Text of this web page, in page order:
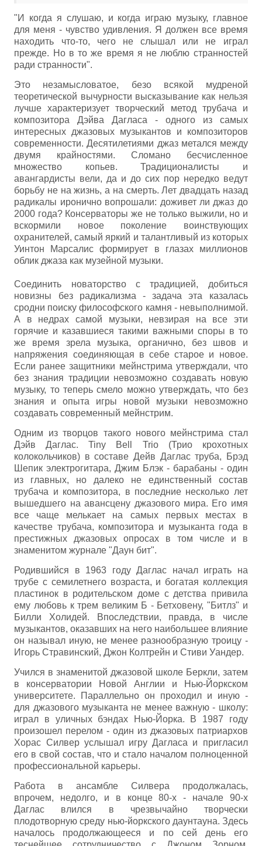
"И когда я слушаю, и когда играю музыку, главное
для меня - чувство удивления. Я должен все время
находить что-то, чего не слышал или не играл
прежде. Но в то же время я не люблю странностей
ради странности".
Это незамысловатое, безо всякой мудреной
теоретической вычурности высказывание как нельзя
лучше характеризует творческий метод трубача и
композитора Дэйва Дагласа - одного из самых
интересных джазовых музыкантов и композиторов
современности. Десятилетиями джаз метался между
двумя крайностями. Сломано бесчисленное
множество копьев. Традиционалисты и
авангардисты вели, да и до сих пор нередко ведут
борьбу не на жизнь, а на смерть. Лет двадцать назад
радикалы иронично вопрошали: доживет ли джаз до
2000 года? Консерваторы же не только выжили, но и
вскормили новое поколение воинствующих
охранителей, самый яркий и талантливый из которых
Уинтон Марсалис формирует в глазах миллионов
облик джаза как музейной музыки.
Соединить новаторство с традицией, добиться
новизны без радикализма - задача эта казалась
сродни поиску философского камня - невыполнимой.
А в недрах самой музыки, невзирая на все эти
горячие и казавшиеся такими важными споры в то
же время зрела музыка, органично, без швов и
напряжения соединяющая в себе старое и новое.
Если ранее защитники мейнстрима утверждали, что
без знания традиции невозможно создавать новую
музыку, то теперь смело можно утверждать, что без
знания и опыта игры новой музыки невозможно
создавать современный мейнстрим.
Одним из творцов такого нового мейнстрима стал
Дэйв Даглас. Tiny Bell Trio (Трио крохотных
колокольчиков) в составе Дейв Даглас труба, Брэд
Шепик электрогитара, Джим Блэк - барабаны - один
из главных, но далеко не единственный состав
трубача и композитора, в последние несколько лет
вышедшего на авансцену джазового мира. Его имя
все чаще мелькает на самых первых местах в
качестве трубача, композитора и музыканта года в
престижных джазовых опросах в том числе и в
знаменитом журнале "Даун бит".
Родившийся в 1963 году Даглас начал играть на
трубе с семилетнего возраста, и богатая коллекция
пластинок в родительском доме с детства привила
ему любовь к трем великим Б - Бетховену, "Битлз" и
Билли Холидей. Впоследствии, правда, в числе
музыкантов, оказавших на него наибольшее влияние
он называл иную, не менее разнообразную троицу -
Игорь Стравинский, Джон Колтрейн и Стиви Уандер.
Учился в знаменитой джазовой школе Беркли, затем
в консерватории Новой Англии и Нью-Йоркском
университете. Параллельно он проходил и иную -
для джазового музыканта не менее важную - школу:
играл в уличных бэндах Нью-Йорка. В 1987 году
произошел перелом - один из джазовых патриархов
Хорас Силвер услышал игру Дагласа и пригласил
его в свой состав, что и стало началом полноценной
профессиональной карьеры.
Работа в ансамбле Силвера продолжалась,
впрочем, недолго, и в конце 80-х - начале 90-х
Даглас влился в чрезвычайно творчески
плодотворную среду нью-йоркского даунтауна. Здесь
началось продолжающееся и по сей день его